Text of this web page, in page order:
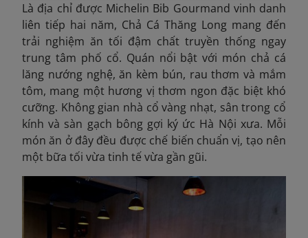
Là địa chỉ được Michelin Bib Gourmand vinh danh
liên tiếp hai năm, Chả Cá Thăng Long mang đến
trải nghiệm ăn tối đậm chất truyền thống ngay
trung tâm phố cổ. Quán nổi bật với món chả cá
lăng nướng nghệ, ăn kèm bún, rau thơm và mắm
tôm, mang một hương vị thơm ngon đặc biệt khó
cưỡng. Không gian nhà cổ vàng nhạt, sân trong cổ
kính và sàn gạch bông gợi ký ức Hà Nội xưa. Mỗi
món ăn ở đây đều được chế biến chuẩn vị, tạo nên
một bữa tối vừa tinh tế vừa gần gũi.